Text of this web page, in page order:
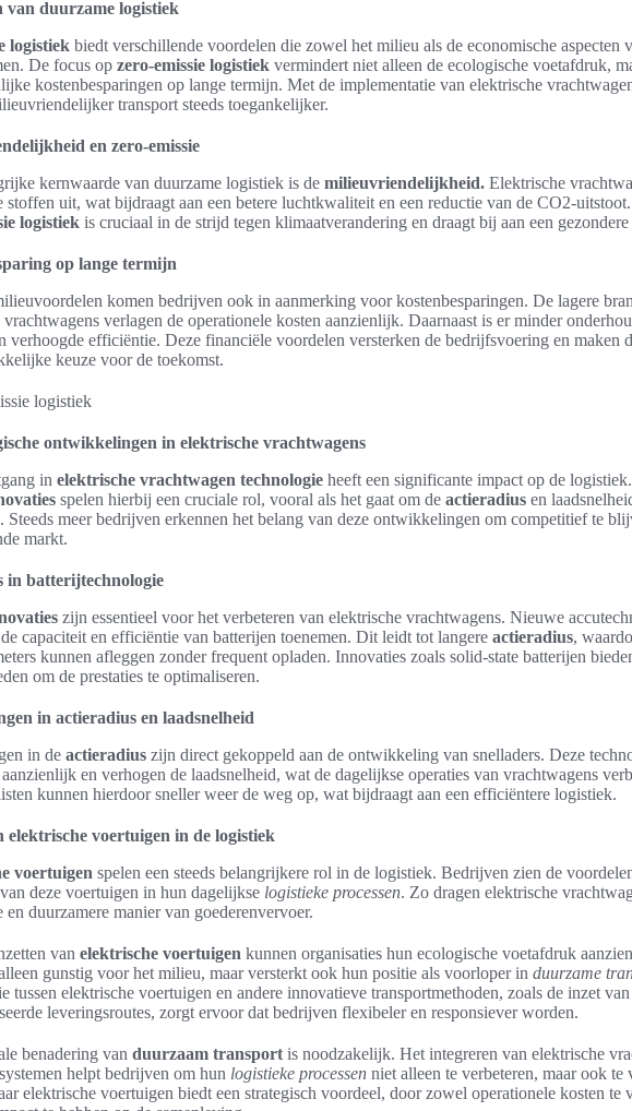
van duurzame logistiek
logistiek biedt verschillende voordelen die zowel het milieu als de economische aspecten
De focus op zero-emissie logistiek vermindert niet alleen de ecologische voetafdruk,
kostenbesparingen op lange termijn. Met de implementatie van elektrische
transport steeds toegankelijker.
en zero-emissie
kernwaarde van duurzame logistiek is de milieuvriendelijkheid. Elektrische
stoffen uit, wat bijdraagt aan een betere luchtkwaliteit en een reductie van de CO2-
logistiek is cruciaal in de strijd tegen klimaatverandering en draagt bij aan een
op lange termijn
komen bedrijven ook in aanmerking voor kostenbesparingen. De lagere
vrachtwagens verlagen de operationele kosten aanzienlijk. Daarnaast is er minder
verhoogde efficiëntie. Deze financiële voordelen versterken de bedrijfsvoering en maken
keuze voor de toekomst.
ontwikkelingen in elektrische vrachtwagens
in elektrische vrachtwagen technologie heeft een significante impact op de
spelen hierbij een cruciale rol, vooral als het gaat om de actieradius en
Steeds meer bedrijven erkennen het belang van deze ontwikkelingen om competitief te
markt.
in batterijtechnologie
zijn essentieel voor het verbeteren van elektrische vrachtwagens. Nieuwe
capaciteit en efficiëntie van batterijen toenemen. Dit leidt tot langere actieradius,
kunnen afleggen zonder frequent opladen. Innovaties zoals solid-state batterijen
om de prestaties te optimaliseren.
in actieradius en laadsnelheid
in de actieradius zijn direct gekoppeld aan de ontwikkeling van snelladers. Deze
en verhogen de laadsnelheid, wat de dagelijkse operaties van vrachtwagens
kunnen hierdoor sneller weer de weg op, wat bijdraagt aan een efficiëntere logistiek.
elektrische voertuigen in de logistiek
voertuigen spelen een steeds belangrijkere rol in de logistiek. Bedrijven zien de
deze voertuigen in hun dagelijkse logistieke processen. Zo dragen elektrische
en duurzamere manier van goederenvervoer.
van elektrische voertuigen kunnen organisaties hun ecologische voetafdruk
gunstig voor het milieu, maar versterkt ook hun positie als voorloper in duurzame
tussen elektrische voertuigen en andere innovatieve transportmethoden, zoals de inzet
leveringsroutes, zorgt ervoor dat bedrijven flexibeler en responsiever worden.
benadering van duurzaam transport is noodzakelijk. Het integreren van elektrische
helpt bedrijven om hun logistieke processen niet alleen te verbeteren, maar ook te
elektrische voertuigen biedt een strategisch voordeel, door zowel operationele kosten te